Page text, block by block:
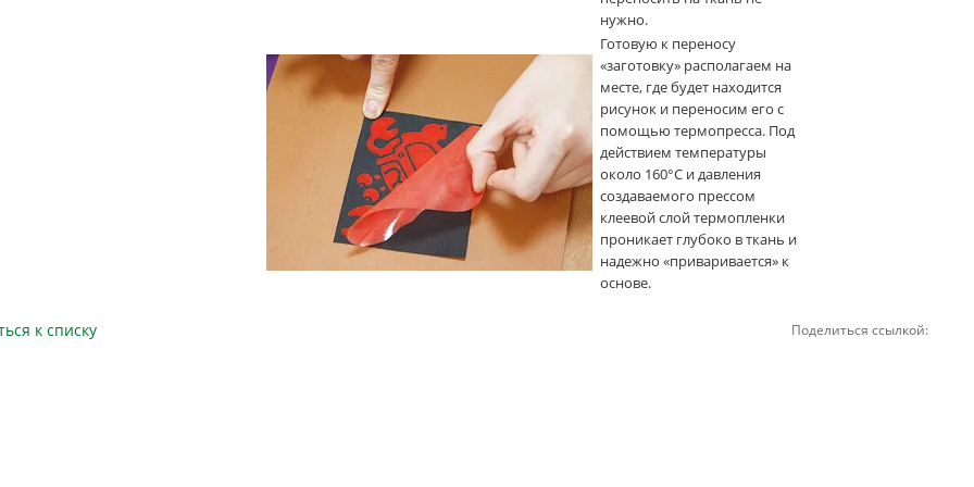
нужно.
Готовую к переносу
«заготовку» располагаем на
месте, где будет находится
рисунок и переносим его с
помощью термопресса. Под
действием температуры
около 160°С и давления
создаваемого прессом
клеевой слой термопленки
проникает глубоко в ткань и
надежно «приваривается» к
основе.
Поделиться ссылкой:
к списку